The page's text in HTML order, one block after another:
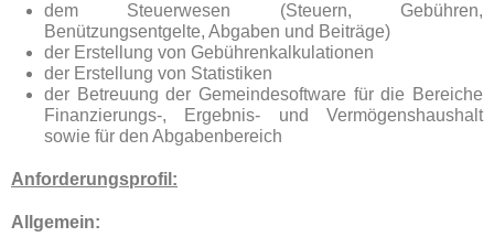
dem Steuerwesen (Steuern, Gebühren,
Benützungsentgelte, Abgaben und Beiträge)
der Erstellung von Gebührenkalkulationen
der Erstellung von Statistiken
der Betreuung der Gemeindesoftware für die Bereiche
Finanzierungs-, Ergebnis- und Vermögenshaushalt
sowie für den Abgabenbereich
Anforderungsprofil:
Allgemein: